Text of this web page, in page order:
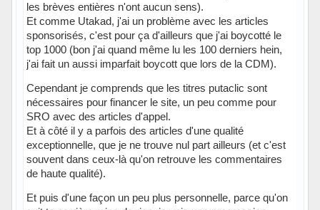
les brèves entières n'ont aucun sens).
Et comme Utakad, j'ai un problème avec les articles
sponsorisés, c'est pour ça d'ailleurs que j'ai boycotté le
top 1000 (bon j'ai quand même lu les 100 derniers hein,
j'ai fait un aussi imparfait boycott que lors de la CDM).
Cependant je comprends que les titres putaclic sont
nécessaires pour financer le site, un peu comme pour
SRO avec des articles d'appel.
Et à côté il y a parfois des articles d'une qualité
exceptionnelle, que je ne trouve nul part ailleurs (et c'est
souvent dans ceux-là qu'on retrouve les commentaires
de haute qualité).
Et puis d'une façon un peu plus personnelle, parce qu'on